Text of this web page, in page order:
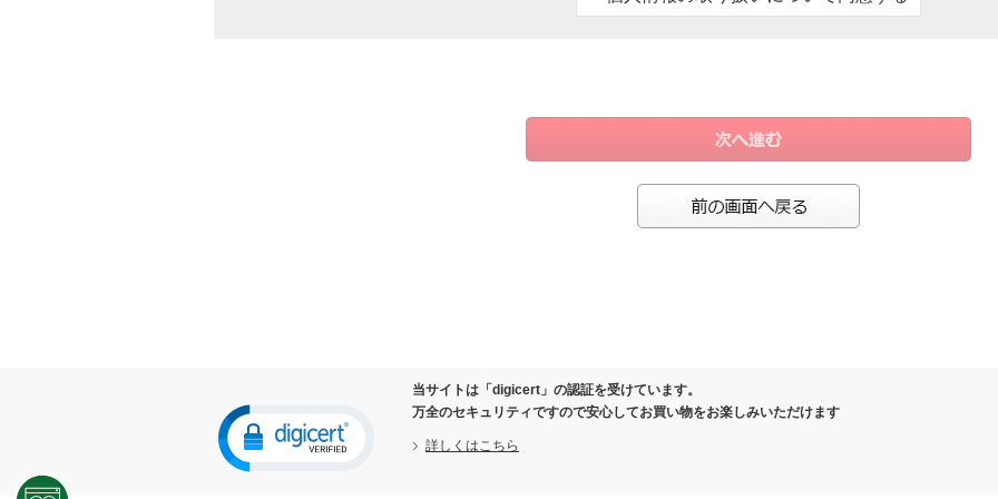
お取り寄せ商品が入荷した際、お客様にご連絡させていただくため
修理ご依頼の際、修理された製品の履歴を管理させていただくため
情報関連商品の修理をご依頼の際に当社と覚書を交わさせていただいた場合
ダイレクトメールやメールマガジン、スマートフォンアプリ等でクーポン等の特典をお届けさせていただくため
人の生命、身体または財産の保護のために必要がある場合であって、ご本人さまの同意を得ることが困難であると
公衆衛生の向上または児童の健全な育成の推進のために特に必要がある場合であって、ご本人さまの同意を得るこ
国の機関もしくは地方公共団体またはその委託を受けた者が法令の定める事務を遂行することに対して協力する
当サイトは「digicert」の認証を受けています。
万全のセキュリティですので安心してお買い物をお楽しみいただけます
詳しくはこちら